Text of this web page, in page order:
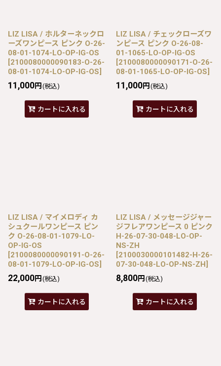
LIZ LISA / ホルターネックロ
ーズワンピース ピンク O-26-
08-01-1074-LO-OP-IG-OS
[2100080000090183-O-26-
08-01-1074-LO-OP-IG-OS]
11,000円 (税込)
カートに入れる
LIZ LISA / チェックローズワ
ンピース ピンク O-26-08-
01-1065-LO-OP-IG-OS
[2100080000090171-O-26-
08-01-1065-LO-OP-IG-OS]
11,000円 (税込)
カートに入れる
LIZ LISA / マイメロディ カ
シュクールワンピース ピン
ク O-26-08-01-1079-LO-
OP-IG-OS
[2100080000090191-O-26-
08-01-1079-LO-OP-IG-OS]
22,000円 (税込)
カートに入れる
LIZ LISA / メッセージジャー
ジフレアワンピース 0 ピンク
H-26-07-30-048-LO-OP-
NS-ZH
[2100030000101482-H-26-
07-30-048-LO-OP-NS-ZH]
8,800円 (税込)
カートに入れる